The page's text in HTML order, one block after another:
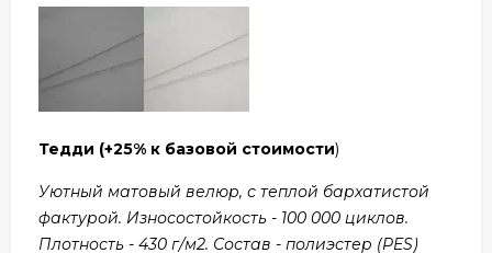
Тедди (+25% к базовой стоимости)
Уютный матовый велюр, с теплой бархатистой
фактурой. Износостойкость - 100 000 циклов.
Плотность - 430 г/м2. Состав - полиэстер (PES)